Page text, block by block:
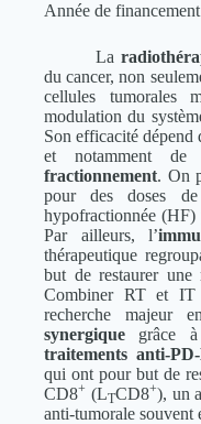
Année de
La
du cancer, non
cellules tumorales
modulation du
Son efficacité dépend
et notamment de
fractionnement. On
pour des doses
hypofractionnée (HF)
Par ailleurs, l’
thérapeutique
but de restaurer une
Combiner RT et IT
recherche majeur
synergique grâce à
traitements anti-
qui ont pour but de
CD8+ (LTCD8+), un
anti-tumorale souvent